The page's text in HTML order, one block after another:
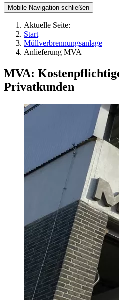
Mobile Navigation schließen
Aktuelle Seite:
Start
Müllverbrennungsanlage
Anlieferung MVA
MVA:
Privatkunden